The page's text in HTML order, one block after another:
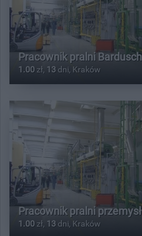
Pracownik pralni
1.00 zł, 13 dni, Kraków
Pracownik pralni
1.00 zł, 13 dni, Kraków